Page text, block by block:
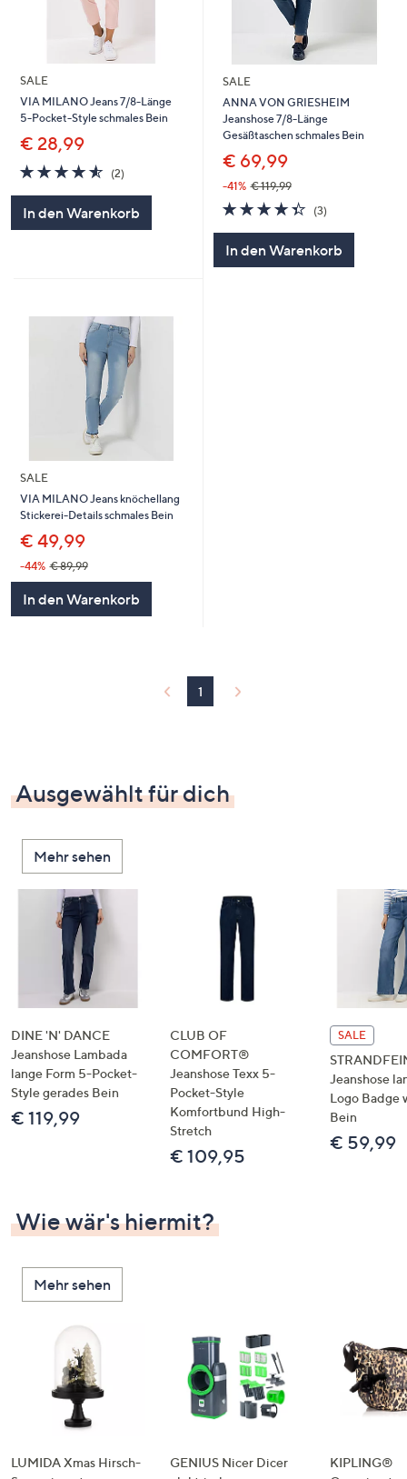
SALE
VIA MILANO Jeans 7/8-Länge
5-Pocket-Style schmales Bein
€ 28,99
4.5
von
(2)2
In den Warenkorb
SALE
ANNA VON GRIESHEIM
Jeanshose 7/8-Länge
Gesäßtaschen schmales Bein
€ 69,99
-41% € 119,99
4.3
von
(3)3
In den Warenkorb
SALE
VIA MILANO Jeans knöchellang
Stickerei-Details schmales Bein
€ 49,99
-44% € 89,99
In den Warenkorb
1
Ausgewählt für dich
Mehr sehen
DINE 'N' DANCE
Jeanshose Lambada
lange Form 5-Pocket-
Style gerades Bein
€ 119,99
CLUB OF
COMFORT®
Jeanshose Texx 5-
Pocket-Style
Komfortbund High-
Stretch
€ 109,95
SALE
Jeanshose
Logo Badge
Bein
€ 59,99
Wie wär's hiermit?
Mehr sehen
LUMIDA Xmas Hirsch-
GENIUS Nicer Dicer
KIPLING®